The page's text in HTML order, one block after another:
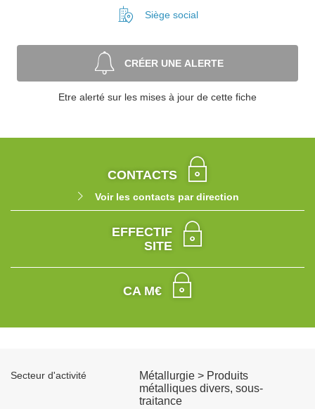
Siège social
CRÉER UNE ALERTE
Etre alerté sur les mises à jour de cette fiche
CONTACTS
Voir les contacts par direction
EFFECTIF
SITE
CA M€
Secteur d'activité
Métallurgie > Produits
métalliques divers, sous-
traitance